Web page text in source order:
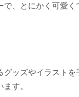
、とにかく可愛く
ッズやイラスト
す。